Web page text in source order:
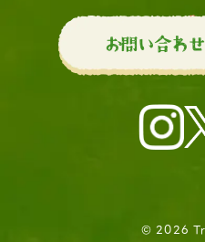
お問い合わ
© 2026